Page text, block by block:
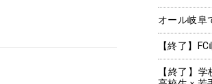
オール岐阜
【終了】
【終了】